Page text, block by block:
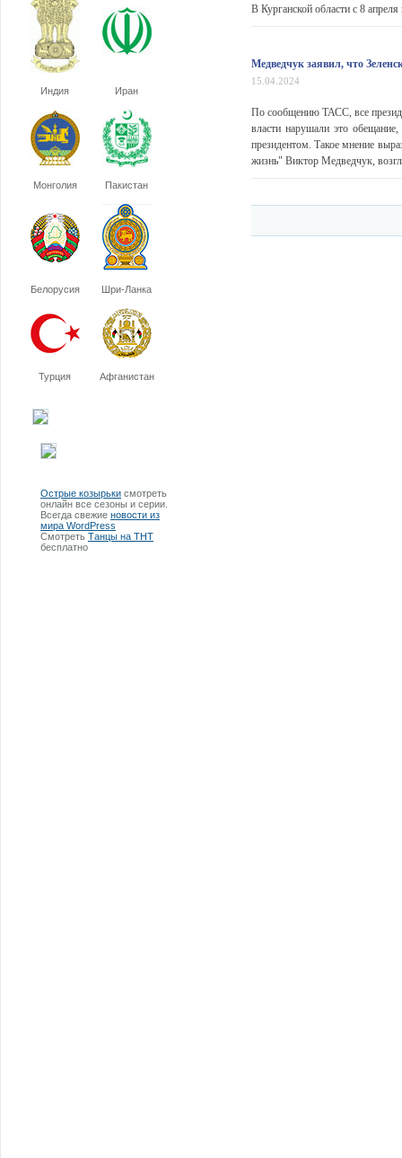
Индия Иран
Монголия Пакистан
Белорусия Шри-Ланка
Турция Афганистан
Острые козырьки смотреть
онлайн все сезоны и серии.
Всегда свежие новости из
мира WordPress
Смотреть Танцы на ТНТ
бесплатно
В Курганской области с 8
Медведчук заявил, что
15.04.2024
По сообщению ТАСС, все
власти нарушали это
президентом. Такое мнение
жизнь" Виктор Медведчук,